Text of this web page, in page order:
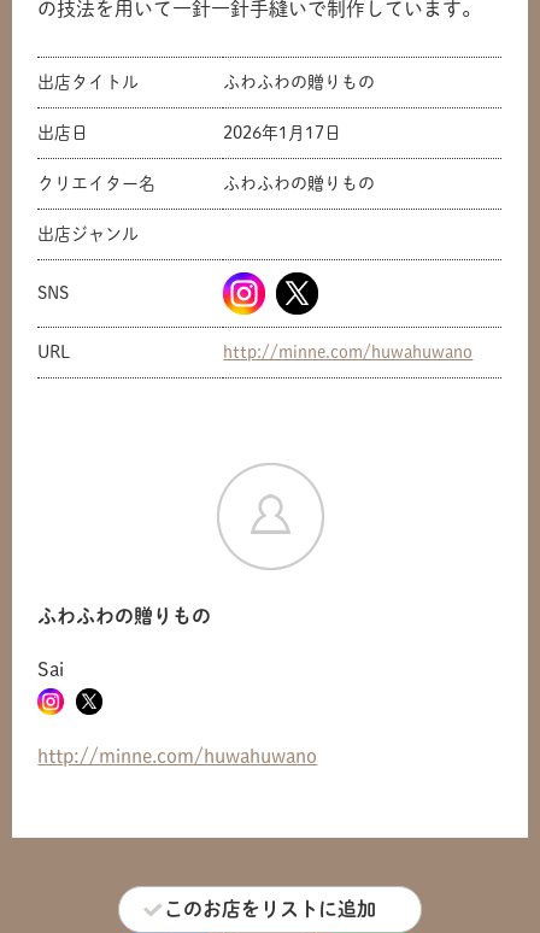
の技法を用いて一針一針手縫いで制作しています。
出店タイトル ふわふわの贈りもの
出店日 2026年1月17日
クリエイター名 ふわふわの贈りもの
出店ジャンル
SNS
URL http://minne.com/huwahuwano
ふわふわの贈りもの
Sai
http://minne.com/huwahuwano
このお店をリストに追加